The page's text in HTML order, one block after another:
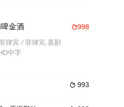
998
金酒
律宾 / 菲律宾,喜剧
中字
 993